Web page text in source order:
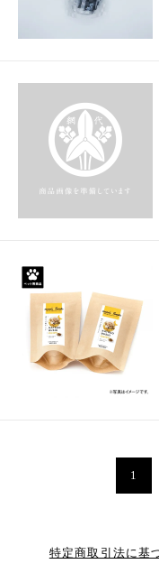
1
特定商取引法に基